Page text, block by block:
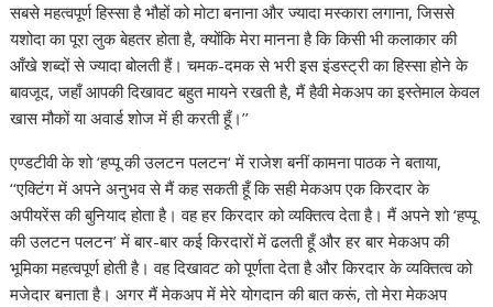
सबसे महत्वपूर्ण हिस्सा है भौहों को मोटा बनाना और ज्यादा मस्कारा लगाना, जिससे
यशोदा का पूरा लुक बेहतर होता है, क्योंकि मेरा मानना है कि किसी भी कलाकार की
आँखे शब्दों से ज्यादा बोलती हैं। चमक-दमक से भरी इस इंडस्ट्री का हिस्सा होने के
बावजूद, जहाँ आपकी दिखावट बहुत मायने रखती है, मैं हैवी मेकअप का इस्तेमाल केवल
खास मौकों या अवार्ड शोज में ही करती हूँ।’’
एण्डटीवी के शो ‘हप्पू की उलटन पलटन‘ में राजेश बनीं कामना पाठक ने बताया,
‘‘एक्टिंग में अपने अनुभव से मैं कह सकती हूँ कि सही मेकअप एक किरदार के
अपीयरेंस की बुनियाद होता है। वह हर किरदार को व्यक्तित्व देता है। मैं अपने शो ‘हप्पू
की उलटन पलटन’ में बार-बार कई किरदारों में ढलती हूँ और हर बार मेकअप की
भूमिका महत्वपूर्ण होती है। वह दिखावट को पूर्णता देता है और किरदार के व्यक्तित्व को
मजेदार बनाता है। अगर मैं मेकअप में मेरे योगदान की बात करूं, तो मेरा मेकअप